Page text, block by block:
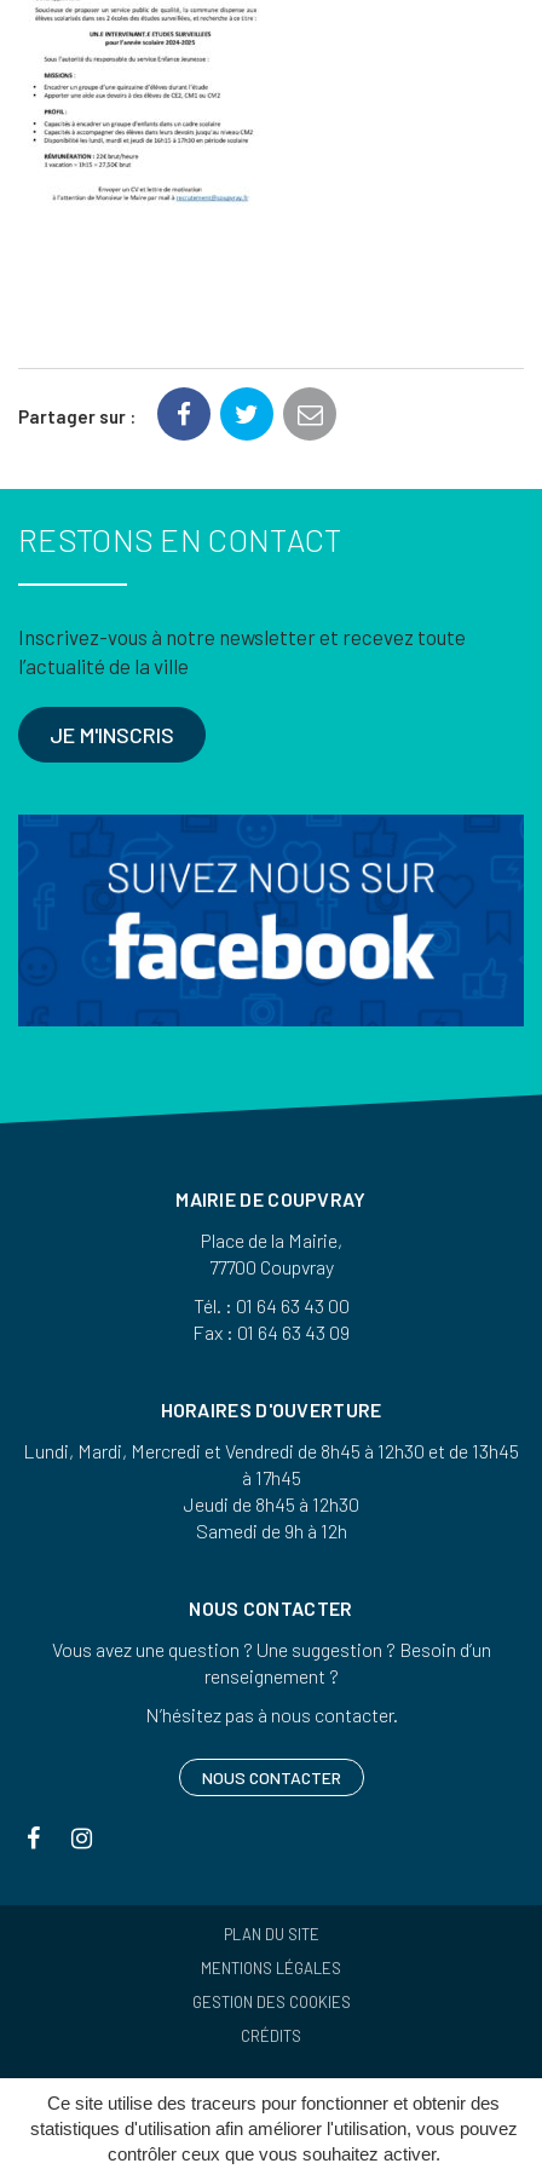
Ce site utilise des traceurs pour fonctionner et obtenir des
statistiques d'utilisation afin améliorer l'utilisation, vous pouvez
contrôler ceux que vous souhaitez activer.
Partager sur :
RESTONS EN CONTACT
Inscrivez-vous à notre newsletter et recevez toute
l’actualité de la ville
JE M'INSCRIS
MAIRIE DE COUPVRAY
Place de la Mairie,
77700 Coupvray
Tél. : 01 64 63 43 00
Fax : 01 64 63 43 09
HORAIRES D'OUVERTURE
Lundi, Mardi, Mercredi et Vendredi de 8h45 à 12h30 et de 13h45
à 17h45
Jeudi de 8h45 à 12h30
Samedi de 9h à 12h
NOUS CONTACTER
Vous avez une question ? Une suggestion ? Besoin d’un
renseignement ?
N’hésitez pas à nous contacter.
NOUS CONTACTER
Lien
le
le
PLAN DU SITE
MENTIONS LÉGALES
GESTION DES COOKIES
CRÉDITS